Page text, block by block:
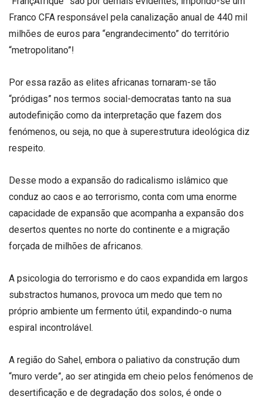
Franco CFA responsável pela canalização anual de 440 mil
milhões de euros para “engrandecimento” do território
“metropolitano”!
Por essa razão as elites africanas tornaram-se tão
“pródigas” nos termos social-democratas tanto na sua
autodefinição como da interpretação que fazem dos
fenómenos, ou seja, no que à superestrutura ideológica diz
respeito.
Desse modo a expansão do radicalismo islâmico que
conduz ao caos e ao terrorismo, conta com uma enorme
capacidade de expansão que acompanha a expansão dos
desertos quentes no norte do continente e a migração
forçada de milhões de africanos.
A psicologia do terrorismo e do caos expandida em largos
substractos humanos, provoca um medo que tem no
próprio ambiente um fermento útil, expandindo-o numa
espiral incontrolável.
A região do Sahel, embora o paliativo da construção dum
“muro verde”, ao ser atingida em cheio pelos fenómenos de
desertificação e de degradação dos solos, é onde o